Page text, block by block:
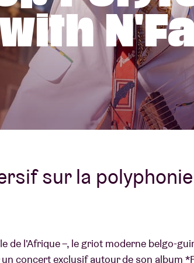
À
sur la polyphonie
de l'Afrique –, le griot moderne belgo-
concert exclusif autour de son album